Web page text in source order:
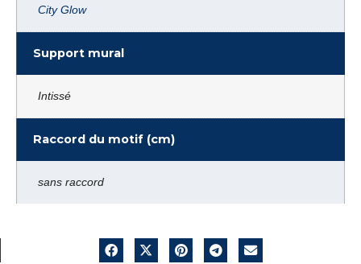
City Glow
Support mural
Intissé
Raccord du motif (cm)
sans raccord